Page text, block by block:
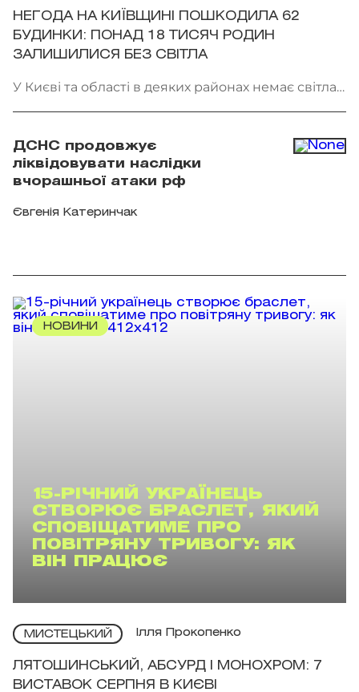
НЕГОДА НА КИЇВЩИНІ ПОШКОДИЛА 62
БУДИНКИ: ПОНАД 18 ТИСЯЧ РОДИН
ЗАЛИШИЛИСЯ БЕЗ СВІТЛА
У Києві та області в деяких районах немає світла.
ДСНС продовжує
ліквідовувати наслідки
вчорашньої атаки рф
Євгенія Катеринчак
НОВИНИ
15-РІЧНИЙ УКРАЇНЕЦЬ
СТВОРЮЄ БРАСЛЕТ, ЯКИЙ
СПОВІЩАТИМЕ ПРО
ПОВІТРЯНУ ТРИВОГУ: ЯК
ВІН ПРАЦЮЄ
МИСТЕЦЬКИЙ Ілля Прокопенко
ЛЯТОШИНСЬКИЙ, АБСУРД І МОНОХРОМ: 7
ВИСТАВОК СЕРПНЯ В КИЄВІ